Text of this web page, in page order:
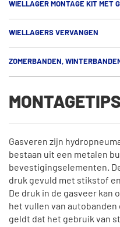
WIELLAGER MONTAGE KIT MET
WIELLAGERS VERVANGEN
ZOMERBANDEN,
Gasveren zijn
bestaan uit een metalen
bevestigingselementen.
druk gevuld met stikstof
De druk in de gasveer kan
het vullen van
geldt dat het gebruik van